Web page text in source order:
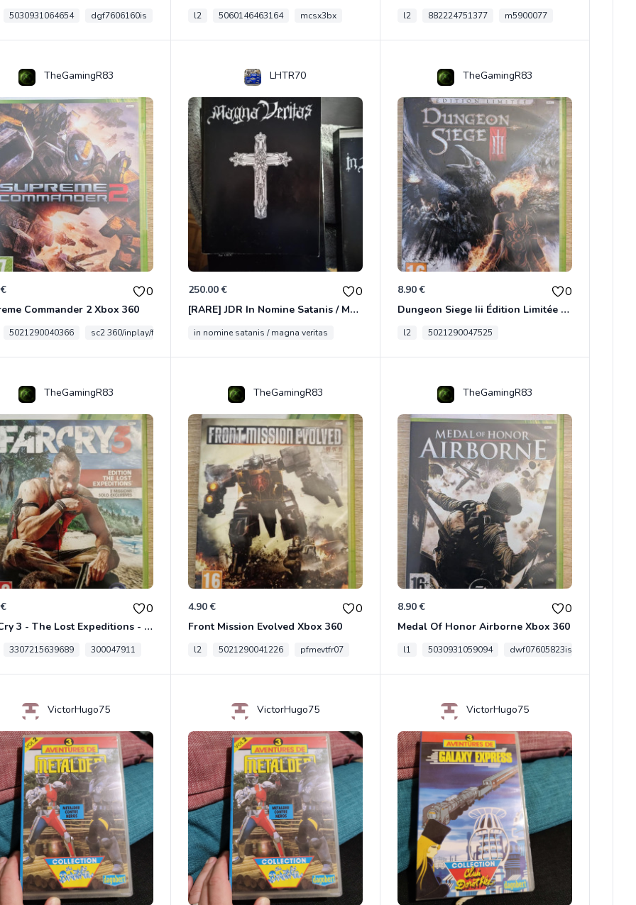
5030931064654 dgf7606160is l2 5060146463164 mcsx3bx l2 882224751377 m5900077
TheGamingR83
0
Commander 2 Xbox 360
5021290040366 sc2 360/inplay/fra
LHTR70
250.00 € 0
[RARE] JDR In Nomine Satanis / Magna Veritas – 1ère Édition BOÎTE (DOS BLANC, 1989) - CROC / Siroz
in nomine satanis / magna veritas
TheGamingR83
8.90 € 0
Dungeon Siege Iii Édition Limitée - Vf Intégrale Xbox 360
l2 5021290047525
TheGamingR83
0
Far Cry 3 - The Lost Expeditions - Edition Spéciale Xbox 360
3307215639689 300047911
TheGamingR83
4.90 € 0
Front Mission Evolved Xbox 360
l2 5021290041226 pfmevtfr07
TheGamingR83
8.90 € 0
Medal Of Honor Airborne Xbox 360
l1 5030931059094 dwf07605823is
VictorHugo75 VictorHugo75 VictorHugo75